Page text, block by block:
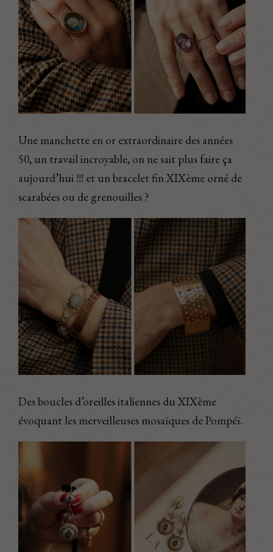
Une manchette en or extraordinaire des années
50, un travail incroyable, on ne sait plus faire ça
aujourd’hui !!! et un bracelet fin XIXème orné de
scarabées ou de grenouilles ?
Des boucles d’oreilles italiennes du XIXème
évoquant les merveilleuses mosaïques de Pompéï.